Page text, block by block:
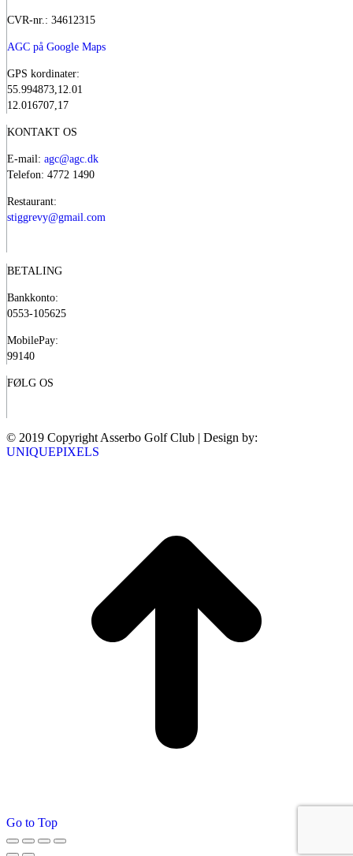
CVR-nr.: 34612315
AGC på Google Maps
GPS kordinater:
55.994873,12.01
12.016707,17
KONTAKT OS
E-mail: agc@agc.dk
Telefon: 4772 1490
Restaurant:
stiggrevy@gmail.com
BETALING
Bankkonto:
0553-105625
MobilePay:
99140
FØLG OS
© 2019 Copyright Asserbo Golf Club | Design by:
UNIQUEPIXELS
Go to Top